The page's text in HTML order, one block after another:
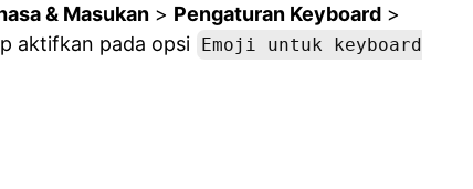
& Masukan > Pengaturan Keyboard >
aktifkan pada opsi Emoji untuk keyboard